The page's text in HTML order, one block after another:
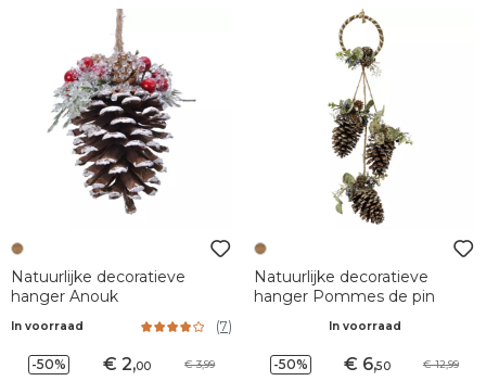
Natuurlijke decoratieve
hanger Anouk
In voorraad (7)
-50% 2,00 3,99
Natuurlijke decoratieve
hanger Pommes de pin
In voorraad
-50% 6,50 12,99